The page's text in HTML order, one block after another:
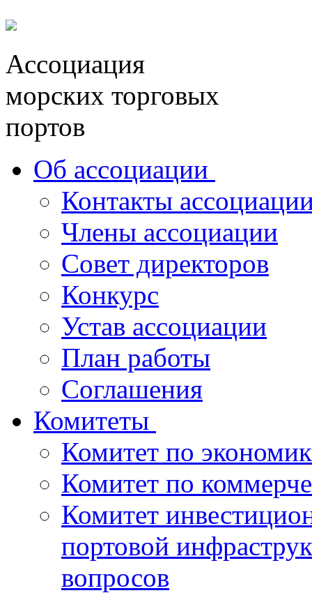
Ассоциация
морских торговых
портов
Об ассоциации
Контакты
Члены ассоциации
Совет директоров
Конкурс
Устав ассоциации
План работы
Соглашения
Комитеты
Комитет по
Комитет по
Комитет
портовой
вопросов